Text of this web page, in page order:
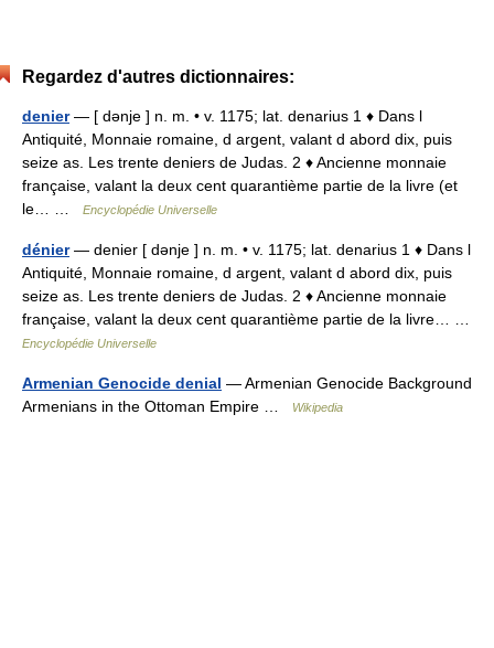
Regardez d'autres dictionnaires:
denier— [ dənje ] n. m. • v. 1175; lat. denarius 1 ♦ Dans l
Antiquité, Monnaie romaine, d argent, valant d abord dix, puis
seize as. Les trente deniers de Judas. 2 ♦ Ancienne monnaie
française, valant la deux cent quarantième partie de la livre (et
le… …
Encyclopédie Universelle
dénier— denier [ dənje ] n. m. • v. 1175; lat. denarius 1 ♦ Dans l
Antiquité, Monnaie romaine, d argent, valant d abord dix, puis
seize as. Les trente deniers de Judas. 2 ♦ Ancienne monnaie
française, valant la deux cent quarantième partie de la livre… …
Encyclopédie Universelle
Armenian Genocide denial — Armenian Genocide Background
Armenians in the Ottoman Empire …
Wikipedia